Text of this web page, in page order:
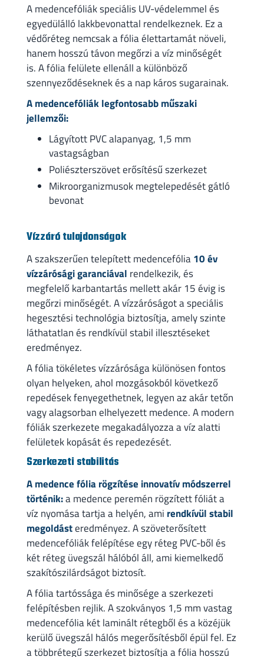
A medencefóliák speciális UV-védelemmel és
egyedülálló lakkbevonattal rendelkeznek. Ez a
védőréteg nemcsak a fólia élettartamát növeli,
hanem hosszú távon megőrzi a víz minőségét
is. A fólia felülete ellenáll a különböző
szennyeződéseknek és a nap káros sugarainak.
A medencefóliák legfontosabb műszaki
jellemzői:
Lágyított PVC alapanyag, 1,5 mm
vastagságban
Poliészterszövet erősítésű szerkezet
Mikroorganizmusok megtelepedését gátló
bevonat
Vízzáró tulajdonságok
A szakszerűen telepített medencefólia10 év
vízzárósági garanciával rendelkezik, és
megfelelő karbantartás mellett akár 15 évig is
megőrzi minőségét. A vízzáróságot a speciális
hegesztési technológia biztosítja, amely szinte
láthatatlan és rendkívül stabil illesztéseket
eredményez.
A fólia tökéletes vízzárósága különösen fontos
olyan helyeken, ahol mozgásokból következő
repedések fenyegethetnek, legyen az akár tetőn
vagy alagsorban elhelyezett medence. A modern
fóliák szerkezete megakadályozza a víz alatti
felületek kopását és repedezését.
Szerkezeti stabilitás
A medence fólia rögzítése innovatív módszerrel
történik:a medence peremén rögzített fóliát a
víz nyomása tartja a helyén, ami rendkívül stabil
megoldásteredményez. A szöveterősített
medencefóliák felépítése egy réteg PVC-ből és
két réteg üvegszál hálóból áll, ami kiemelkedő
szakítószilárdságot biztosít.
A fólia tartóssága és minősége a szerkezeti
felépítésben rejlik. A szokványos 1,5 mm vastag
medencefólia két laminált rétegből és a közéjük
kerülő üvegszál hálós megerősítésből épül fel. Ez
a többrétegű szerkezet biztosítja a fólia hosszú